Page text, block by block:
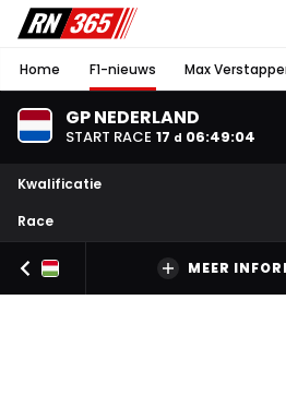
Home F1-nieuws Max
GP NEDERLAND
START RACE 17 d 06:49:03
Kwalificatie
Race
MEER